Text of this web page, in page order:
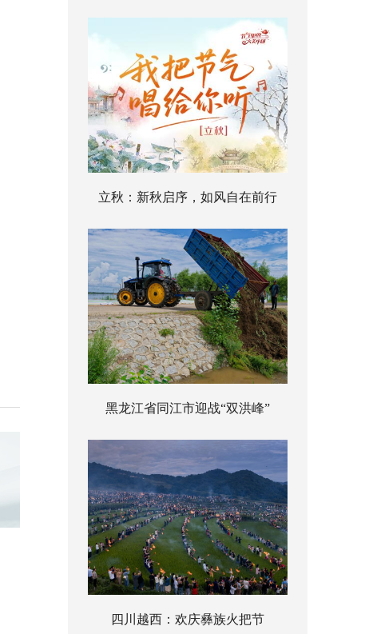
立秋：新秋启序，如风自在前行
黑龙江省同江市迎战“双洪峰”
四川越西：欢庆彝族火把节